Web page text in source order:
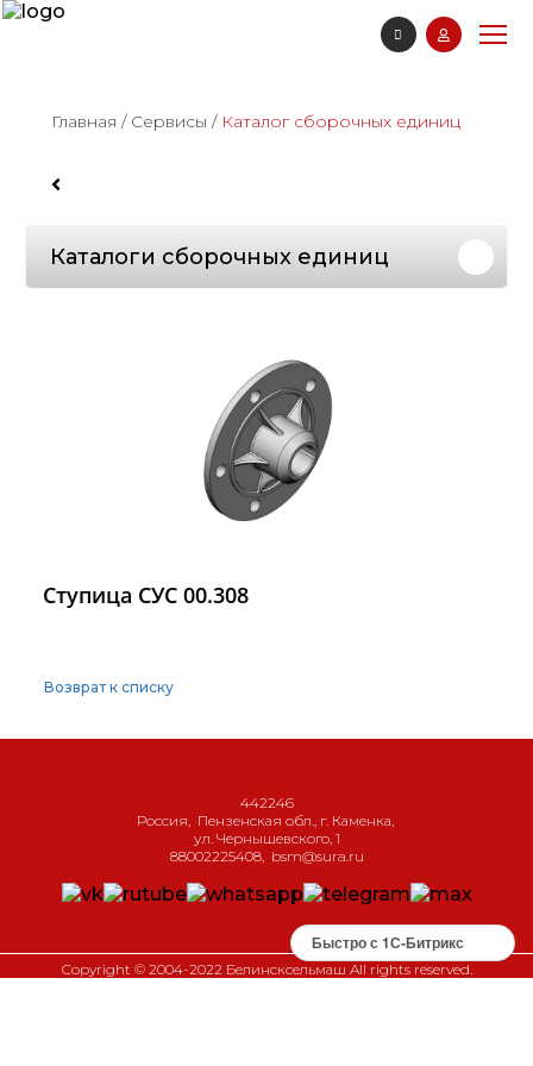
Главная / Сервисы / Каталог сборочных единиц
Каталоги сборочных единиц
Ступица СУС 00.308
Возврат к списку
442246
Россия
Пензенская обл., г. Каменка
ул. Чернышевского, 1
88002225408, bsm@sura.ru
Copyright © 2004-2022 Белинсксельмаш All rights reserved.
Быстро с 1С-Битрикс